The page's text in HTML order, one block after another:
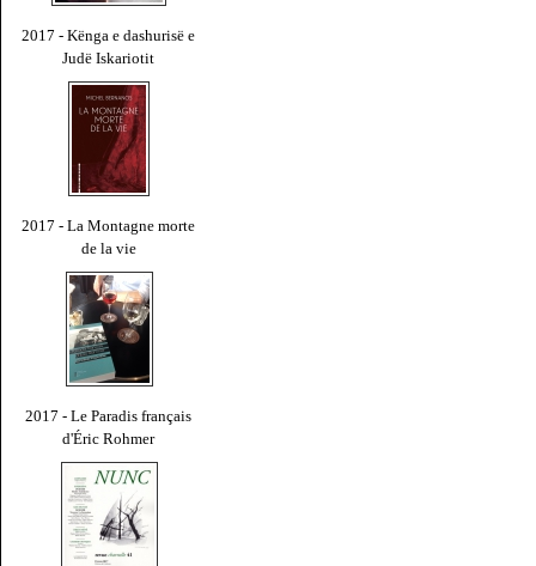
2017 - Kënga e dashurisë e
Judë Iskariotit
2017 - La Montagne morte
de la vie
2017 - Le Paradis français
d'Éric Rohmer